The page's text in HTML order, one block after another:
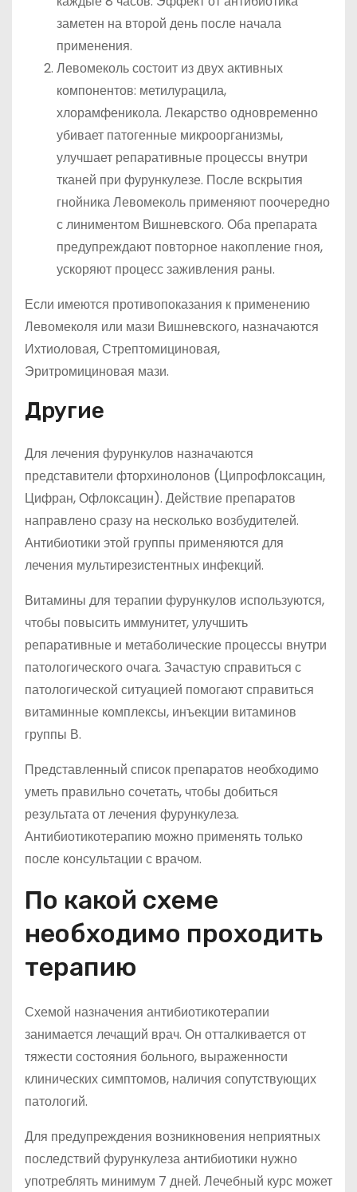
заметен на второй день после начала
применения.
Левомеколь состоит из двух активных
компонентов: метилурацила,
хлорамфеникола. Лекарство одновременно
убивает патогенные микроорганизмы,
улучшает репаративные процессы внутри
тканей при фурункулезе. После вскрытия
гнойника Левомеколь применяют поочередно
с линиментом Вишневского. Оба препарата
предупреждают повторное накопление гноя,
ускоряют процесс заживления раны.
Если имеются противопоказания к применению
Левомеколя или мази Вишневского, назначаются
Ихтиоловая, Стрептомициновая,
Эритромициновая мази.
Другие
Для лечения фурункулов назначаются
представители фторхинолонов (Ципрофлоксацин,
Цифран, Офлоксацин). Действие препаратов
направлено сразу на несколько возбудителей.
Антибиотики этой группы применяются для
лечения мультирезистентных инфекций.
Витамины для терапии фурункулов используются,
чтобы повысить иммунитет, улучшить
репаративные и метаболические процессы внутри
патологического очага. Зачастую справиться с
патологической ситуацией помогают справиться
витаминные комплексы, инъекции витаминов
группы В.
Представленный список препаратов необходимо
уметь правильно сочетать, чтобы добиться
результата от лечения фурункулеза.
Антибиотикотерапию можно применять только
после консультации с врачом.
По какой схеме
необходимо проходить
терапию
Схемой назначения антибиотикотерапии
занимается лечащий врач. Он отталкивается от
тяжести состояния больного, выраженности
клинических симптомов, наличия сопутствующих
патологий.
Для предупреждения возникновения неприятных
последствий фурункулеза антибиотики нужно
употреблять минимум 7 дней. Лечебный курс может